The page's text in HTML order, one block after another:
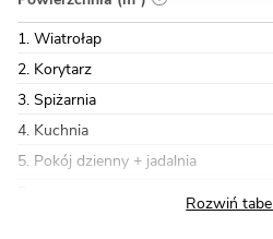
1. Wiatrołap
2. Korytarz
3. Spiżarnia
4. Kuchnia
5. Pokój dzienny + jadalnia